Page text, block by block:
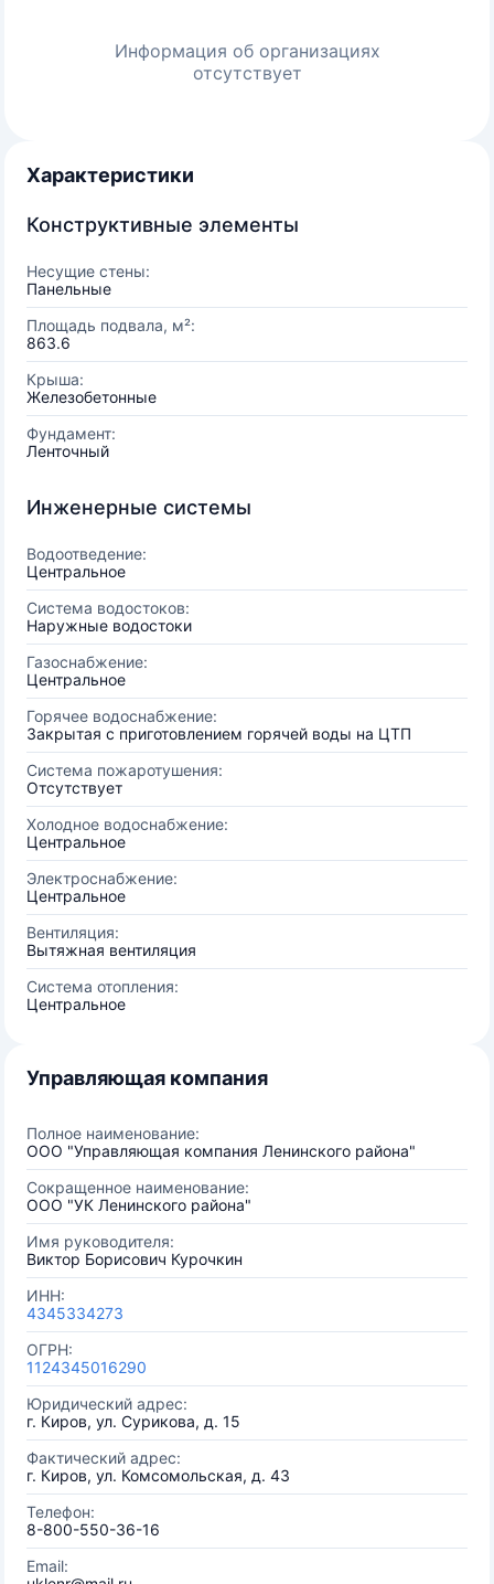
Информация об организациях
отсутствует
Характеристики
Конструктивные элементы
Несущие стены:
Панельные
Площадь подвала, м²:
863.6
Крыша:
Железобетонные
Фундамент:
Ленточный
Инженерные системы
Водоотведение:
Центральное
Система водостоков:
Наружные водостоки
Газоснабжение:
Центральное
Горячее водоснабжение:
Закрытая с приготовлением горячей воды на ЦТП
Система пожаротушения:
Отсутствует
Холодное водоснабжение:
Центральное
Электроснабжение:
Центральное
Вентиляция:
Вытяжная вентиляция
Система отопления:
Центральное
Управляющая компания
Полное наименование:
ООО "Управляющая компания Ленинского района"
Сокращенное наименование:
ООО "УК Ленинского района"
Имя руководителя:
Виктор Борисович Курочкин
ИНН:
4345334273
ОГРН:
1124345016290
Юридический адрес:
г. Киров, ул. Сурикова, д. 15
Фактический адрес:
г. Киров, ул. Комсомольская, д. 43
Телефон:
8-800-550-36-16
Email: